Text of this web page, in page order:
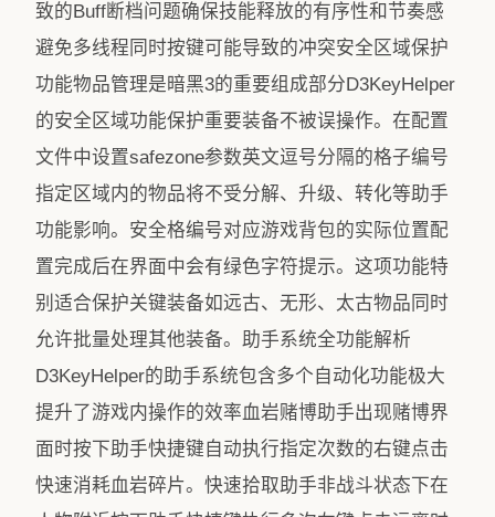
致的Buff断档问题确保技能释放的有序性和节奏感
避免多线程同时按键可能导致的冲突安全区域保护
功能物品管理是暗黑3的重要组成部分D3KeyHelper
的安全区域功能保护重要装备不被误操作。在配置
文件中设置safezone参数英文逗号分隔的格子编号
指定区域内的物品将不受分解、升级、转化等助手
功能影响。安全格编号对应游戏背包的实际位置配
置完成后在界面中会有绿色字符提示。这项功能特
别适合保护关键装备如远古、无形、太古物品同时
允许批量处理其他装备。助手系统全功能解析
D3KeyHelper的助手系统包含多个自动化功能极大
提升了游戏内操作的效率血岩赌博助手出现赌博界
面时按下助手快捷键自动执行指定次数的右键点击
快速消耗血岩碎片。快速拾取助手非战斗状态下在